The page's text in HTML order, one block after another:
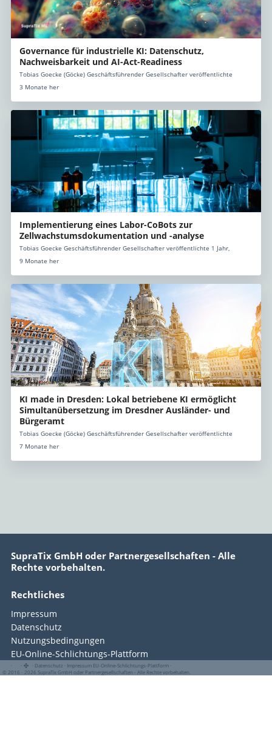
Governance für industrielle KI: Datenschutz,
Nachweisbarkeit und AI-Act-Readiness
Tobias Goecke (Göcke) Geschäftsführender Gesellschafter veröffentlichte
3 Monate her
Implementierung eines Labor-CoBots zur
Zellwachstumsdokumentation und -analyse
Tobias Goecke Geschäftsführender Gesellschafter veröffentlichte 1 Jahr,
9 Monate her
KI made in Dresden: Lokal betriebene KI ermöglicht
Simultanübersetzung im Dresdner Ausländer- und
Bürgeramt
Tobias Goecke (Göcke) Geschäftsführender Gesellschafter veröffentlichte
7 Monate her
SupraTix GmbH oder Partnergesellschaften - Alle
Rechte vorbehalten.
Rechtliches
Impressum
Datenschutz
Nutzungsbedingungen
EU-Online-Schlichtungs-Plattform
Datenschutz Impressum EU-Online-Schlichtungs-Plattform
© 2016 - 2026 SupraTix GmbH oder Partnergesellschaften - Alle Rechte vorbehalten.